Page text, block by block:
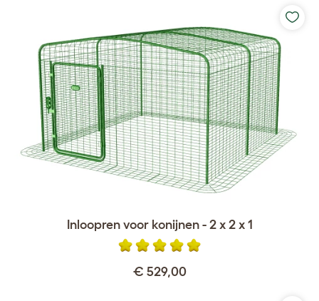
Inloopren voor konijnen - 2 x 2 x 1
€ 529,00